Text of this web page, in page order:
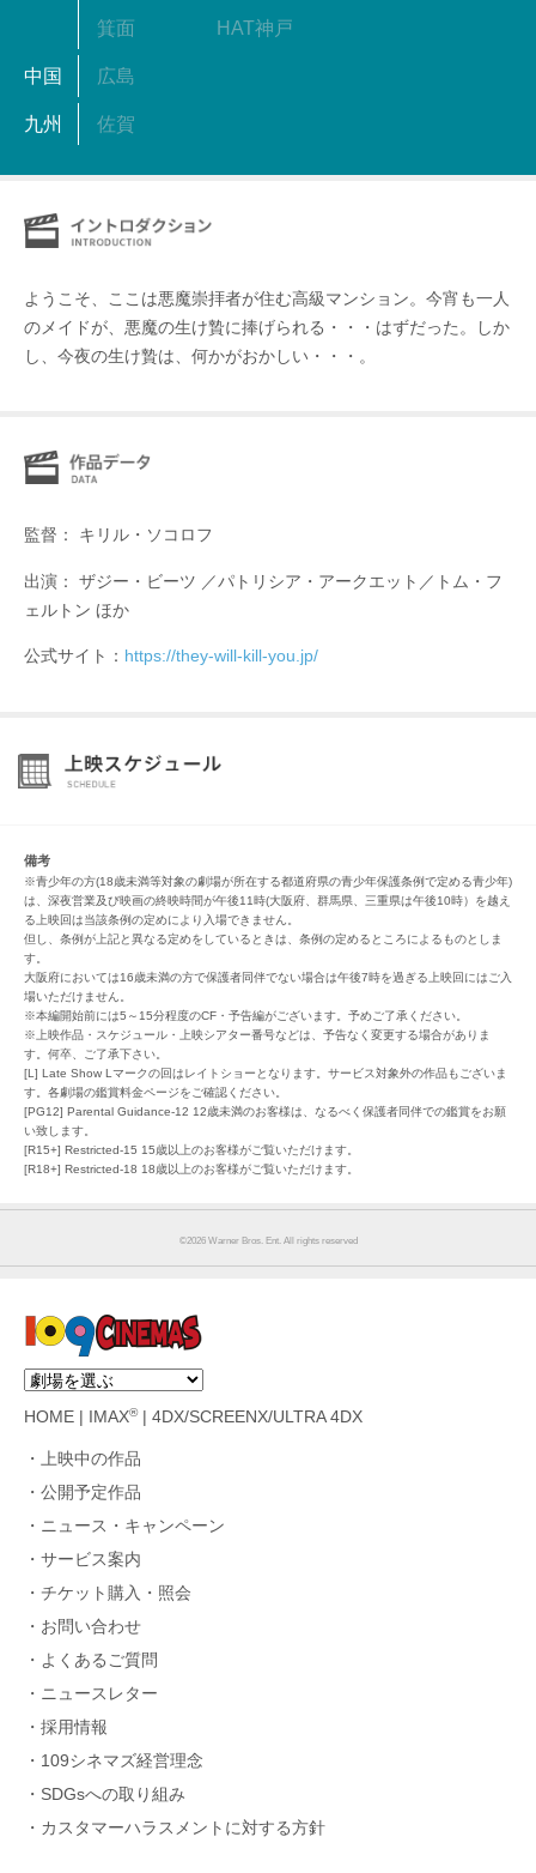
箕面 HAT神戸
中国 広島
九州 佐賀
ようこそ、ここは悪魔崇拝者が住む高級マンション。今宵も一人
のメイドが、悪魔の生け贄に捧げられる・・・はずだった。しか
し、今夜の生け贄は、何かがおかしい・・・。
監督： キリル・ソコロフ
出演： ザジー・ビーツ ／パトリシア・アークエット／トム・フ
ェルトン ほか
公式サイト： https://they-will-kill-you.jp/
備考
※青少年の方(18歳未満等対象の劇場が所在する都道府県の青少年保護条例で定める青少年)
は、深夜営業及び映画の終映時間が午後11時(大阪府、群馬県、三重県は午後10時）を越え
る上映回は当該条例の定めにより入場できません。
但し、条例が上記と異なる定めをしているときは、条例の定めるところによるものとしま
す。
大阪府においては16歳未満の方で保護者同伴でない場合は午後7時を過ぎる上映回にはご入
場いただけません。
※本編開始前には5～15分程度のCF・予告編がございます。予めご了承ください。
※上映作品・スケジュール・上映シアター番号などは、予告なく変更する場合がありま
す。何卒、ご了承下さい。
[L] Late Show Lマークの回はレイトショーとなります。サービス対象外の作品もございま
す。各劇場の鑑賞料金ページをご確認ください。
[PG12] Parental Guidance-12 12歳未満のお客様は、なるべく保護者同伴での鑑賞をお願
い致します。
[R15+] Restricted-15 15歳以上のお客様がご覧いただけます。
[R18+] Restricted-18 18歳以上のお客様がご覧いただけます。
©︎2026 Warner Bros. Ent. All rights reserved
HOME IMAX®| 4DX/SCREENX/ULTRA 4DX
上映中の作品
公開予定作品
ニュース・キャンペーン
サービス案内
チケット購入・照会
お問い合わせ
よくあるご質問
ニュースレター
採用情報
109シネマズ経営理念
SDGsへの取り組み
カスタマーハラスメントに対する方針